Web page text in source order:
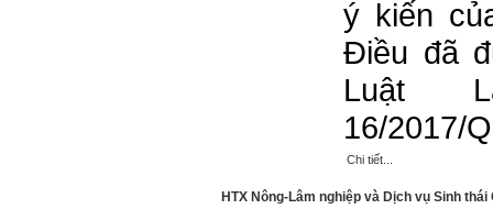
ý kiến
Điều đã
Luật
16/2017/
Chi tiết...
HTX Nông-Lâm nghiệp và Dịch vụ Sinh